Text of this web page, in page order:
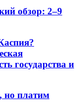
обзор: 2–9
государства и
но платим